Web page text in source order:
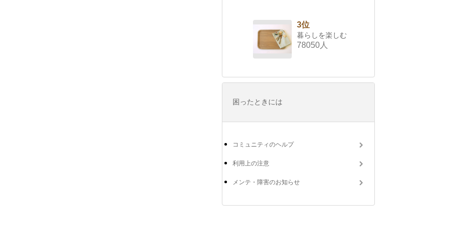
3位
暮らしを楽しむ
78050人
困ったときには
コミュニティのヘルプ
利用上の注意
メンテ・障害のお知らせ